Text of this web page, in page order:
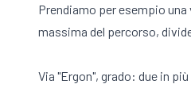
Prendiamo per esempio
massima del percorso,
Via "Ergon", grado: due in